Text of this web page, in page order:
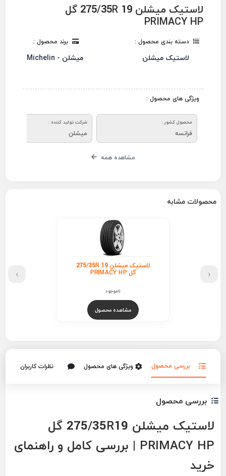
لاستیک میشلن 275/35R 19 گل
PRIMACY HP
دسته بندی محصول :
لاستیک میشلن
برند محصول :
میشلن - Michelin
ویژگی های محصول :
محصول کشور :
فرانسه
شرکت تولید کننده :
میشلن
مشاهده همه
محصولات مشابه
لاستیک میشلن 275/35R 19
گل PRIMACY HP
ناموجود
مشاهده محصول
‹
›
بررسی محصول ویژگی های محصول نظرات کاربران
بررسی محصول
لاستیک میشلن 275/35R19 گل
PRIMACY HP | بررسی کامل و راهنمای
خرید